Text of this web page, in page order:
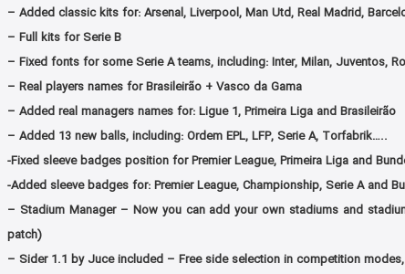
– Added classic kits for: Arsenal, Liverpool, Man Utd, Real Madrid,
– Full kits for Serie B
– Fixed fonts for some Serie A teams, including: Inter, Milan, Juventos,
– Real players names for Brasileirão + Vasco da Gama
– Added real managers names for: Ligue 1, Primeira Liga and Brasileirão
– Added 13 new balls, including: Ordem EPL, LFP, Serie A, Torfabrik…..
-Fixed sleeve badges position for Premier League, Primeira Liga and
-Added sleeve badges for: Premier League, Championship, Serie A and
– Stadium Manager – Now you can add your own stadiums and
patch)
– Sider 1.1 by Juce included – Free side selection in competition